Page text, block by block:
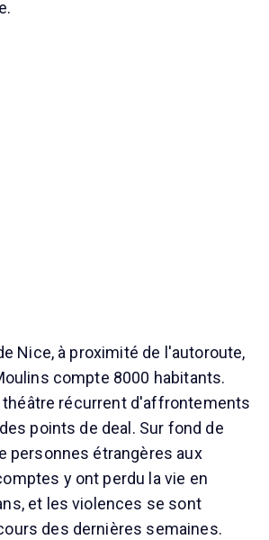
Nice, à proximité de l'autoroute,
compte 8000 habitants.
théâtre récurrent d'affrontements
points de deal. Sur fond de
personnes étrangères aux
y ont perdu la vie en
et les violences se sont
des dernières semaines.